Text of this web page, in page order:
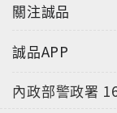
關注誠品
誠品APP
內政部警政署